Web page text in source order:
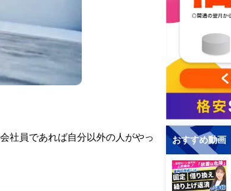
社員であれば自分以外の人がやっ
おすすめ動画